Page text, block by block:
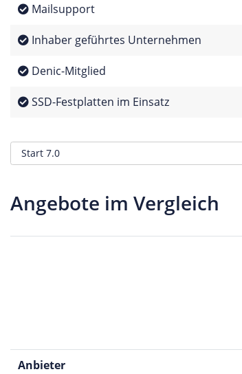
Mailsupport
Inhaber geführtes Unternehmen
Denic-Mitglied
SSD-Festplatten im Einsatz
Angebote im Vergleich
Anbieter